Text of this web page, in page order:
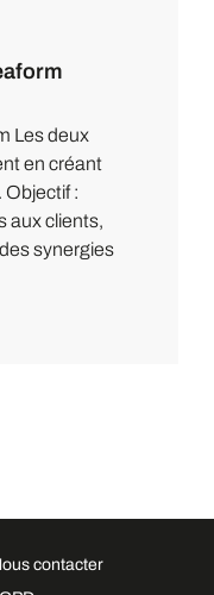
Les deux
en créant
Objectif :
aux clients,
synergies
contacter